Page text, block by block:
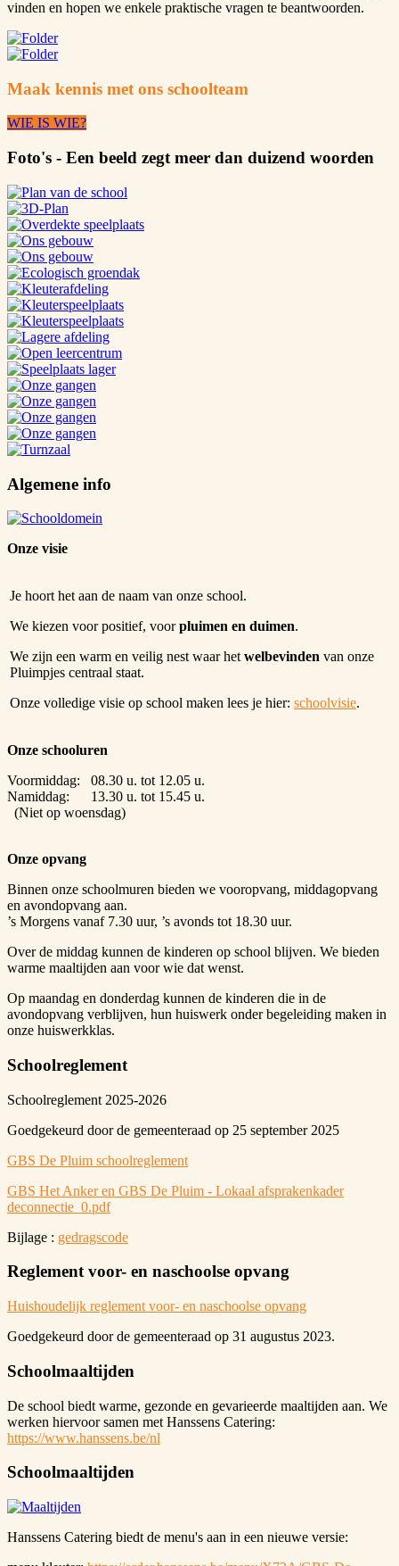
vinden en hopen we enkele praktische vragen te beantwoorden.
Maak kennis met ons schoolteam
WIE IS WIE?
Foto's - Een beeld zegt meer dan duizend woorden
Algemene info
Onze visie
Je hoort het aan de naam van onze school.
We kiezen voor positief, voorpluimen en duimen.
We zijn een warm en veilig nest waar het welbevinden van onze
Pluimpjes centraal staat.
Onze volledige visie op school maken lees je hier: schoolvisie.
Onze schooluren
Voormiddag: 08.30 u. tot 12.05 u.
Namiddag: 13.30 u. tot 15.45 u.
(Niet op woensdag)
Onze opvang
Binnen onze schoolmuren bieden we vooropvang, middagopvang
en avondopvang aan.
’s Morgens vanaf 7.30 uur, ’s avonds tot 18.30 uur.
Over de middag kunnen de kinderen op school blijven. We bieden
warme maaltijden aan voor wie dat wenst.
Op maandag en donderdag kunnen de kinderen die in de
avondopvang verblijven, hun huiswerk onder begeleiding maken in
onze huiswerkklas.
Schoolreglement
Schoolreglement 2025-2026
Goedgekeurd door de gemeenteraad op 25 september 2025
GBS De Pluim schoolreglement
GBS Het Anker en GBS De Pluim - Lokaal afsprakenkader
deconnectie_0.pdf
Bijlage : gedragscode
Reglement voor- en naschoolse opvang
Huishoudelijk reglement voor- en naschoolse opvang
Goedgekeurd door de gemeenteraad op 31 augustus 2023.
Schoolmaaltijden
De school biedt warme, gezonde en gevarieerde maaltijden aan. We
werken hiervoor samen met Hanssens Catering:
https://www.hanssens.be/nl
Schoolmaaltijden
Hanssens Catering biedt de menu's aan in een nieuwe versie: